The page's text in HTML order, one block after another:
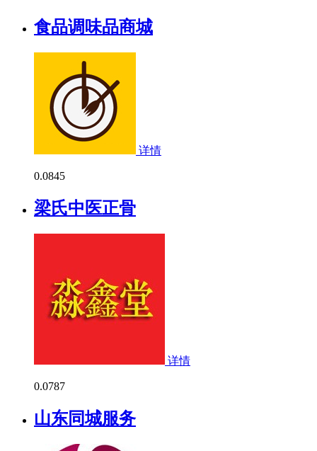
食品调味品商城
详情
0.0845
梁氏中医正骨
详情
0.0787
山东同城服务